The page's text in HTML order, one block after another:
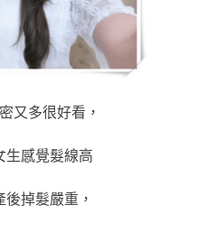
又多很好看，
生感覺髮線高
掉髮嚴重，